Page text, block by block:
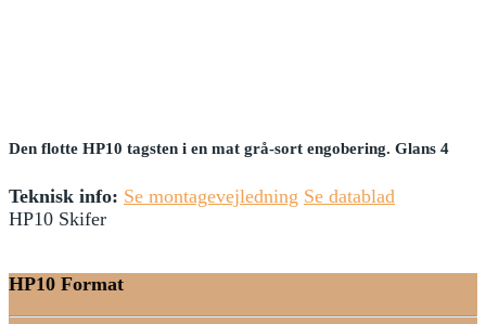
Den flotte HP10 tagsten i en mat grå-sort engobering. Glans 4
Teknisk info: Se montagevejledning Se datablad
HP10 Skifer
HP10 Format